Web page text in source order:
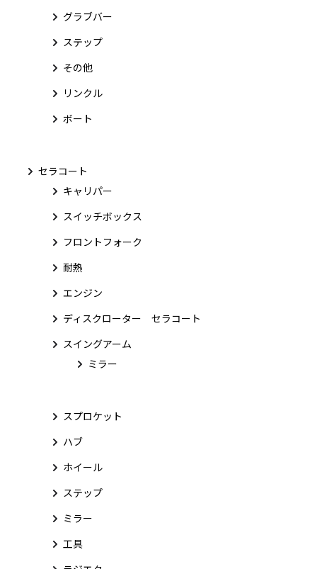
グラブバー
ステップ
その他
リンクル
ボート
セラコート
キャリパー
スイッチボックス
フロントフォーク
耐熱
エンジン
ディスクローター セラコート
スイングアーム
ミラー
スプロケット
ハブ
ホイール
ステップ
ミラー
工具